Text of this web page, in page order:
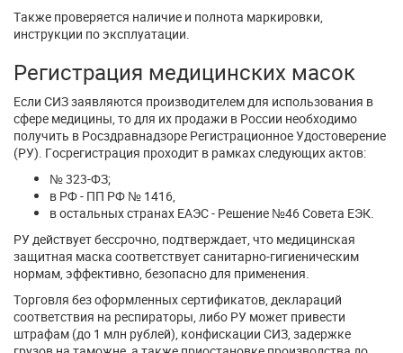
Также проверяется наличие и полнота маркировки,
инструкции по эксплуатации.
Регистрация медицинских масок
Если СИЗ заявляются производителем для использования в
сфере медицины, то для их продажи в России необходимо
получить в Росздравнадзоре Регистрационное Удостоверение
(РУ). Госрегистрация проходит в рамках следующих актов:
№ 323-ФЗ;
в РФ - ПП РФ № 1416,
в остальных странах ЕАЭС - Решение №46 Совета ЕЭК.
РУ действует бессрочно, подтверждает, что медицинская
защитная маска соответствует санитарно-гигиеническим
нормам, эффективно, безопасно для применения.
Торговля без оформленных сертификатов, деклараций
соответствия на респираторы, либо РУ может привести
штрафам (до 1 млн рублей), конфискации СИЗ, задержке